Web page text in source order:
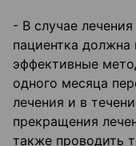
- В случае
пациентка
эффективные
одного месяца
лечения и в
прекращения
также проводить